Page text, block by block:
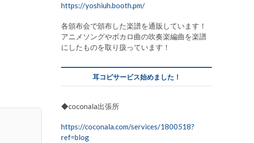
https://yoshiuh.booth.pm/
各頒布会で頒布した楽譜を通販しています！
アニメソングやボカロ曲の吹奏楽編曲を楽譜
にしたものを取り扱っています！
耳コピサービス始めました！
◆coconala出張所
https://coconala.com/services/1800518?
ref=blog